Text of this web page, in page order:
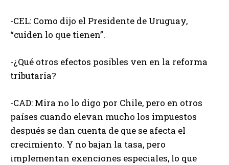
-CEL: Como dijo el Presidente de Uruguay,
“cuiden lo que tienen”.
-¿Qué otros efectos posibles ven en la reforma
tributaria?
-CAD: Mira no lo digo por Chile, pero en otros
países cuando elevan mucho los impuestos
después se dan cuenta de que se afecta el
crecimiento. Y no bajan la tasa, pero
implementan exenciones especiales, lo que